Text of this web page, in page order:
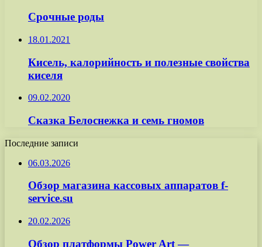
Срочные роды
18.01.2021
Кисель, калорийность и полезные свойства
киселя
09.02.2020
Сказка Белоснежка и семь гномов
Последние записи
06.03.2026
Обзор магазина кассовых аппаратов f-
service.su
20.02.2026
Обзор платформы Power Art —